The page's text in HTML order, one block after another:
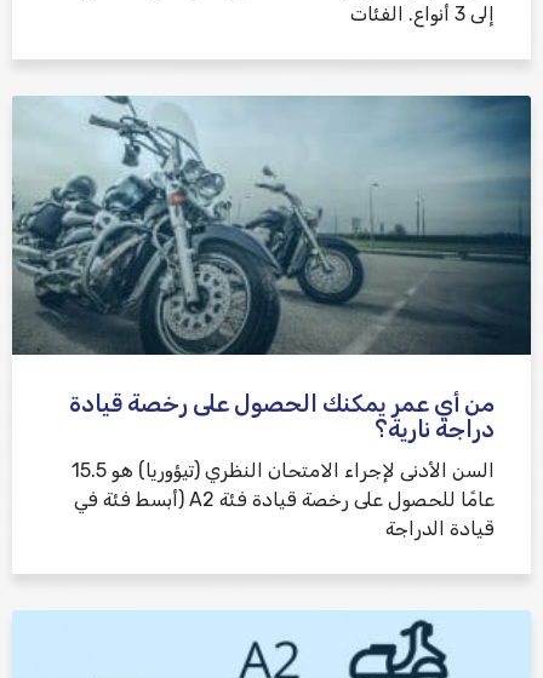
إلى 3 أنواع. الفئات
من أي عمر يمكنك الحصول على رخصة قيادة
دراجة نارية؟
السن الأدنى لإجراء الامتحان النظري (تيؤوريا) هو 15.5
عامًا للحصول على رخصة قيادة فئة A2 (أبسط فئة في
قيادة الدراجة